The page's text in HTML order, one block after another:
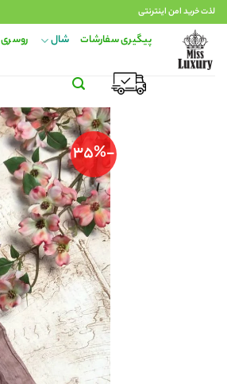
Skip
to
content
لذت خرید امن اینترنتی
پیگیری سفارشات شال روسری
-35%